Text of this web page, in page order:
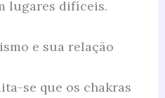
lugares difíceis.
e sua relação
se que os chakras